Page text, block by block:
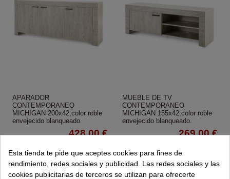
APARADOR
CONTEMPORANEO
MICHIGAN 200x42,color roble
envejecido blanqueado.
428,00 €
Añadir al carrito
MUEBLE DE TV
CONTEMPORANEO
MICHIGAN 155x42,color roble
envejecido blanqueado.
269,00 €
Añadir al carrito
Esta tienda te pide que aceptes cookies para fines de
rendimiento, redes sociales y publicidad. Las redes sociales y las
cookies publicitarias de terceros se utilizan para ofrecerte